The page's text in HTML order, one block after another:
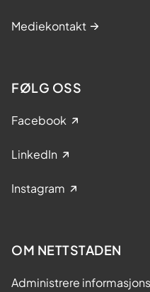
Mediekontakt
FØLG OSS
Facebook
LinkedIn
Instagram
OM NETTSTADEN
Administrere